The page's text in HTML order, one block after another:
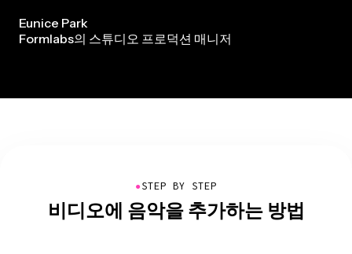
Eunice Park
Formlabs의 스튜디오 프로덕션 매니저
●STEP BY STEP
비디오에 음악을 추가하는 방법